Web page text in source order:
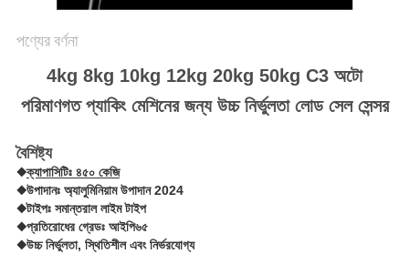
পণ্যের বর্ণনা
4kg 8kg 10kg 12kg 20kg 50kg C3 অটো
পরিমাণগত প্যাকিং মেশিনের জন্য উচ্চ নির্ভুলতা লোড সেল সেন্সর
বৈশিষ্ট্য
◆ক্যাপাসিটিঃ ৪৫০ কেজি
◆উপাদানঃ অ্যালুমিনিয়াম উপাদান 2024
◆টাইপঃ সমান্তরাল লাইম টাইপ
◆প্রতিরোধের গ্রেডঃ আইপি৬৫
◆উচ্চ নির্ভুলতা, স্থিতিশীল এবং নির্ভরযোগ্য